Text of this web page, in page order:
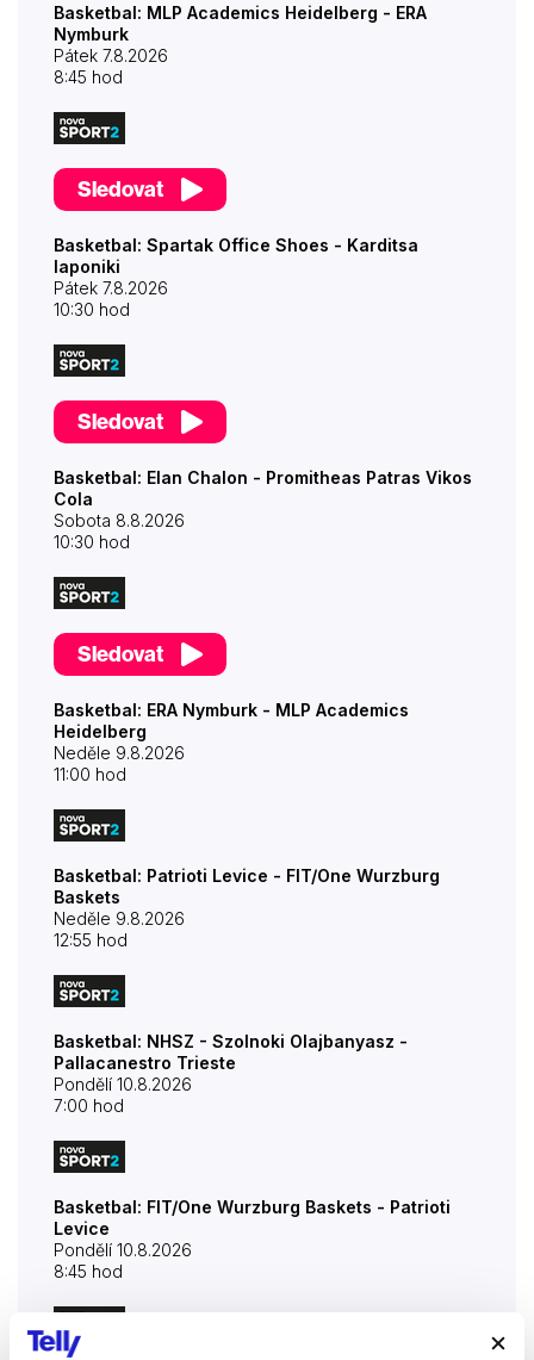
Basketbal: MLP Academics Heidelberg - ERA
Nymburk
Pátek 7.8.2026
8:45 hod
Sledovat
Basketbal: Spartak Office Shoes - Karditsa
Iaponiki
Pátek 7.8.2026
10:30 hod
Sledovat
Basketbal: Elan Chalon - Promitheas Patras Vikos
Cola
Sobota 8.8.2026
10:30 hod
Sledovat
Basketbal: ERA Nymburk - MLP Academics
Heidelberg
Neděle 9.8.2026
11:00 hod
Basketbal: Patrioti Levice - FIT/One Wurzburg
Baskets
Neděle 9.8.2026
12:55 hod
Basketbal: NHSZ - Szolnoki Olajbanyasz -
Pallacanestro Trieste
Pondělí 10.8.2026
7:00 hod
Basketbal: FIT/One Wurzburg Baskets - Patrioti
Levice
Pondělí 10.8.2026
8:45 hod